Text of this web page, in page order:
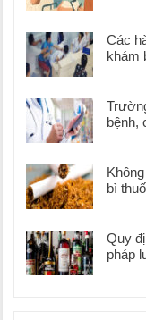
Các
khám
bệnh,
bì
Quy
pháp